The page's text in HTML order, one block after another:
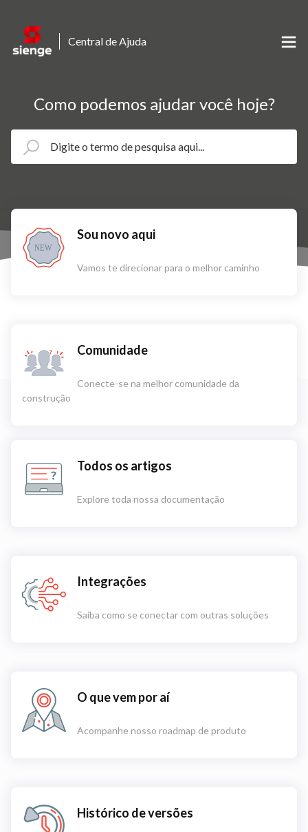
Central de Ajuda
Como podemos ajudar você hoje?
NEW
Sou novo aqui
Vamos te direcionar para o melhor caminho
Comunidade
Conecte-se na melhor comunidade da
construção
Todos os artigos
Explore toda nossa documentação
Integrações
Saiba como se conectar com outras soluções
O que vem por aí
Acompanhe nosso roadmap de produto
Histórico de versões